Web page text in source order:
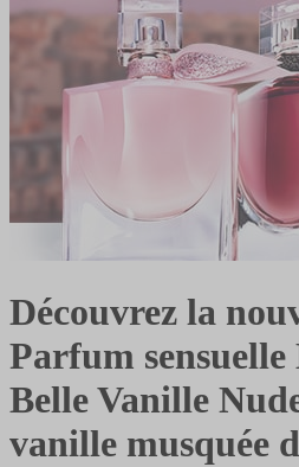
Découvrez la
Parfum
Belle Vanille
vanille musquée